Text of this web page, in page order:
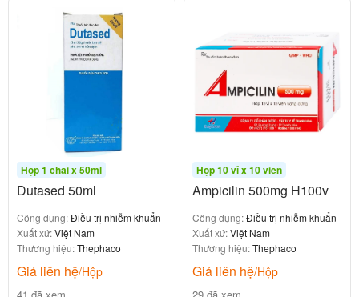
Hộp 1 chai x 50ml
Dutased 50ml
Công dụng:Điều trị nhiễm khuẩn
Xuất xứ:Việt Nam
Thương hiệu:Thephaco
Giá liên hệ/Hộp
Hộp 10 vỉ x 10 viên
Ampicilin 500mg H100v
Công dụng:Điều trị nhiễm khuẩn
Xuất xứ:Việt Nam
Thương hiệu:Thephaco
Giá liên hệ/Hộp